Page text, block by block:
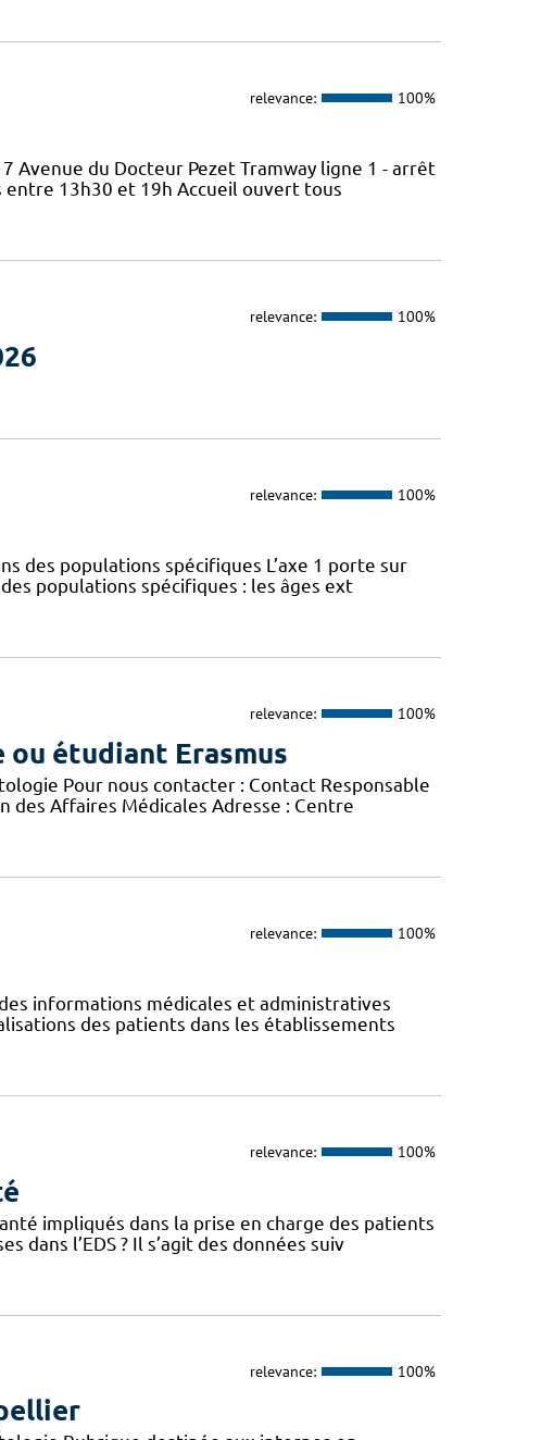
relevance: 100%
Avenue du Docteur Pezet Tramway ligne 1 - arrêt
entre 13h30 et 19h Accueil ouvert tous
relevance: 100%
relevance: 100%
des populations spécifiques L’axe 1 porte sur
populations spécifiques : les âges ext
relevance: 100%
ou étudiant Erasmus
Pour nous contacter : Contact Responsable
des Affaires Médicales Adresse : Centre
relevance: 100%
informations médicales et administratives
des patients dans les établissements
relevance: 100%
impliqués dans la prise en charge des patients
dans l’EDS ? Il s’agit des données suiv
relevance: 100%